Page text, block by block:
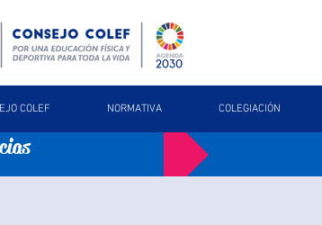
COLEF NORMATIVA COLEGIACIÓN